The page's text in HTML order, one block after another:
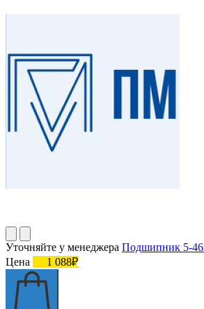
Уточняйте у менеджера Подшипник 5-
Цена
1 088₽